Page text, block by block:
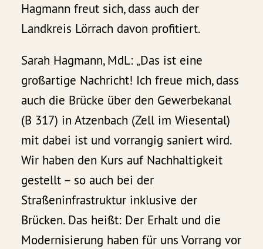
Hagmann freut sich, dass auch der
Landkreis Lörrach davon profitiert.
Sarah Hagmann, MdL: „Das ist eine
großartige Nachricht! Ich freue mich, dass
auch die Brücke über den Gewerbekanal
(B 317) in Atzenbach (Zell im Wiesental)
mit dabei ist und vorrangig saniert wird.
Wir haben den Kurs auf Nachhaltigkeit
gestellt – so auch bei der
Straßeninfrastruktur inklusive der
Brücken. Das heißt: Der Erhalt und die
Modernisierung haben für uns Vorrang vor